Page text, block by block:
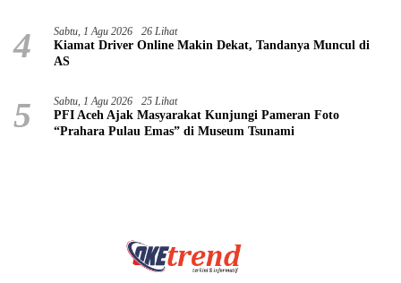
4 Sabtu, 1 Agu 2026 26 Lihat
Kiamat Driver Online Makin Dekat, Tandanya Muncul di
AS
5 Sabtu, 1 Agu 2026 25 Lihat
PFI Aceh Ajak Masyarakat Kunjungi Pameran Foto
“Prahara Pulau Emas” di Museum Tsunami